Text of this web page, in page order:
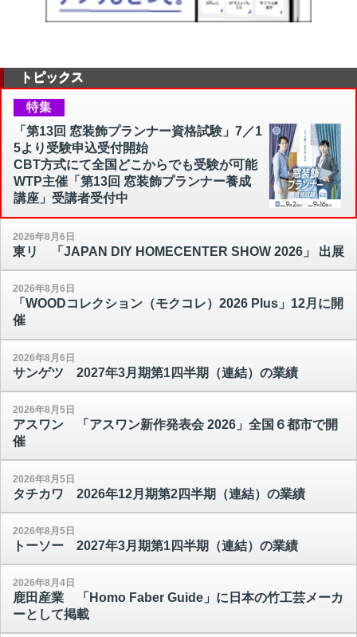
トピックス
特集
「第13回 窓装飾プランナー資格試験」7／1
5より受験申込受付開始
CBT方式にて全国どこからでも受験が可能
WTP主催「第13回 窓装飾プランナー養成
講座」受講者受付中
2026年8月6日
東リ 「JAPAN DIY HOMECENTER SHOW 2026」 出展
2026年8月6日
「WOODコレクション（モクコレ）2026 Plus」12月に開
催
2026年8月6日
サンゲツ 2027年3月期第1四半期（連結）の業績
2026年8月5日
アスワン 「アスワン新作発表会 2026」全国６都市で開
催
2026年8月5日
タチカワ 2026年12月期第2四半期（連結）の業績
2026年8月5日
トーソー 2027年3月期第1四半期（連結）の業績
2026年8月4日
鹿田産業 「Homo Faber Guide」に日本の竹工芸メーカ
ーとして掲載